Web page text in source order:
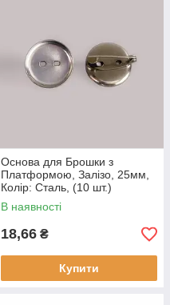
Основа для Брошки з
Платформою, Залізо, 25мм,
Колір: Сталь, (10 шт.)
В наявності
18,66 ₴
Купити